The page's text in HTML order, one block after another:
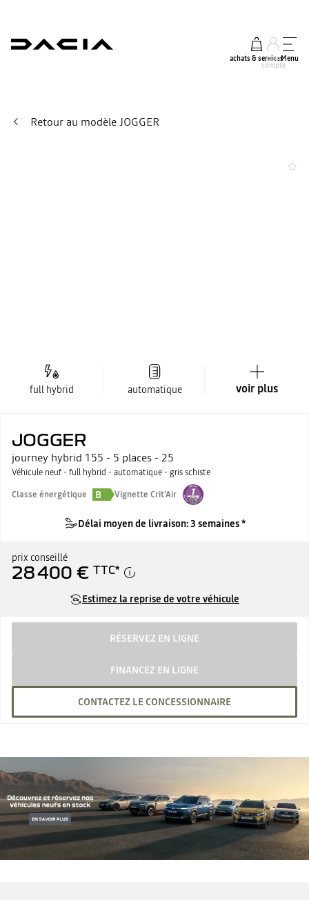
achats & services
mon
compte
Menu
Retour au modèle JOGGER
full hybrid automatique voir plus
JOGGER
journey hybrid 155 - 5 places - 25
Véhicule neuf - full hybrid - automatique - gris schiste
Classe énergétique
B Vignette Crit'Air
Délai moyen de livraison: 3 semaines *
prix conseillé
28 400 € TTC*
Estimez la reprise de votre véhicule
RÉSERVEZ EN LIGNE
FINANCEZ EN LIGNE
CONTACTEZ LE CONCESSIONNAIRE